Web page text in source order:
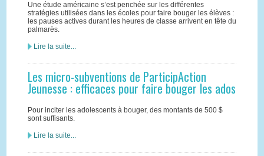
Une étude américaine s’est penchée sur les différentes
stratégies utilisées dans les écoles pour faire bouger les élèves :
les pauses actives durant les heures de classe arrivent en tête du
palmarès.
Lire la suite...
Les micro-subventions de ParticipAction
Jeunesse : efficaces pour faire bouger les ados
Pour inciter les adolescents à bouger, des montants de 500 $
sont suffisants.
Lire la suite...